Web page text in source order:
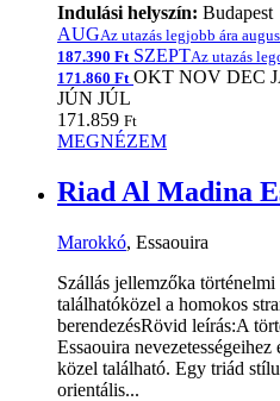
Indulási helyszín: Budapest
AUGAz utazás legjobb ára
187.390 Ft SZEPTAz utazás
171.860 Ft OKT NOV DEC
JÚN JÚL
171.859 Ft
MEGNÉZEM
Riad Al Madina
Marokkó, Essaouira
Szállás jellemzőka
találhatóközel a homokos
berendezésRövid leírás:A
Essaouira
közel található. Egy triád
orientális...